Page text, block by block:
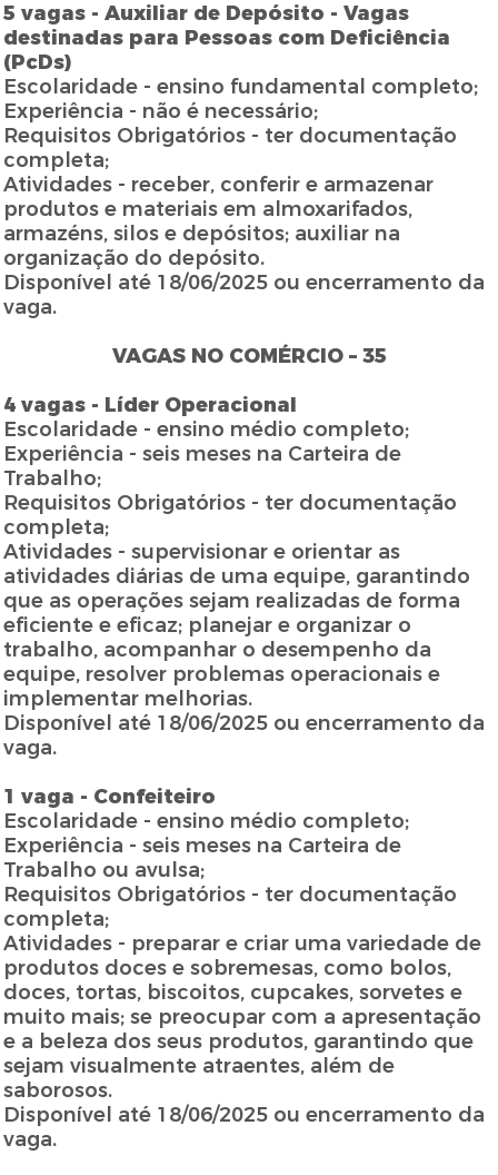
5 vagas - Auxiliar de Depósito - Vagas
destinadas para Pessoas com Deficiência
(PcDs)
Escolaridade - ensino fundamental completo;
Experiência - não é necessário;
Requisitos Obrigatórios - ter documentação
completa;
Atividades - receber, conferir e armazenar
produtos e materiais em almoxarifados,
armazéns, silos e depósitos; auxiliar na
organização do depósito.
Disponível até 18/06/2025 ou encerramento da
vaga.
VAGAS NO COMÉRCIO – 35
4 vagas - Líder Operacional
Escolaridade - ensino médio completo;
Experiência - seis meses na Carteira de
Trabalho;
Requisitos Obrigatórios - ter documentação
completa;
Atividades - supervisionar e orientar as
atividades diárias de uma equipe, garantindo
que as operações sejam realizadas de forma
eficiente e eficaz; planejar e organizar o
trabalho, acompanhar o desempenho da
equipe, resolver problemas operacionais e
implementar melhorias.
Disponível até 18/06/2025 ou encerramento da
vaga.
1 vaga - Confeiteiro
Escolaridade - ensino médio completo;
Experiência - seis meses na Carteira de
Trabalho ou avulsa;
Requisitos Obrigatórios - ter documentação
completa;
Atividades - preparar e criar uma variedade de
produtos doces e sobremesas, como bolos,
doces, tortas, biscoitos, cupcakes, sorvetes e
muito mais; se preocupar com a apresentação
e a beleza dos seus produtos, garantindo que
sejam visualmente atraentes, além de
saborosos.
Disponível até 18/06/2025 ou encerramento da
vaga.